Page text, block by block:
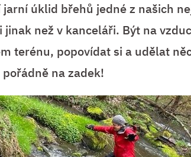
jarní úklid břehů jedné z našich
než v kanceláři. Být na
terénu, popovídat si a udělat
na zadek!